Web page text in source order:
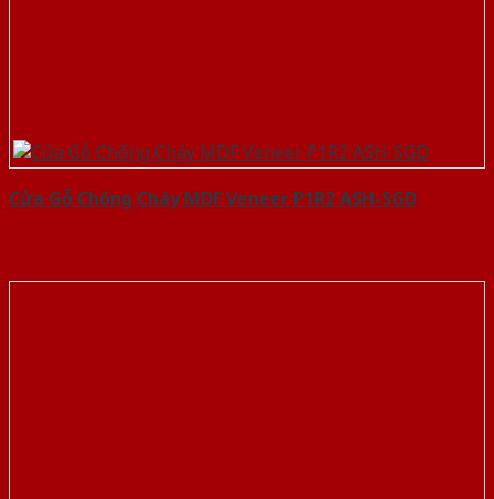
Cửa Gỗ Chống Cháy MDF Veneer P1R2 ASH-SGD